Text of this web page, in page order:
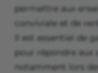
permettre aux
conviviale et de
Il est essentiel de
pour répondre aux
notamment lors